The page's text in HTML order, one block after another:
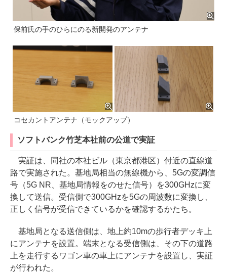
保前氏の手のひらにのる新開発のアンテナ
コセカントアンテナ（モックアップ）
ソフトバンク竹芝本社前の公道で実証
実証は、同社の本社ビル（東京都港区）付近の直線道
路で実施された。基地局相当の無線機から、5Gの変調信
号（5G NR、基地局情報をのせた信号）を300GHzに変
換して送信。受信側で300GHzを5Gの周波数に変換し、
正しく信号が受信できているかを確認するかたち。
基地局となる送信側は、地上約10mの歩行者デッキ上
にアンテナを設置。端末となる受信側は、その下の道路
上を走行するワゴン車の車上にアンテナを設置し、実証
が行われた。